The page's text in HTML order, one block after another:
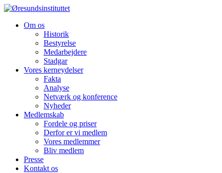
Om os
Historik
Bestyrelse
Medarbejdere
Stadgar
Vores kerneydelser
Fakta
Analyse
Netværk og konference
Nyheder
Medlemskab
Fordele og priser
Derfor er vi medlem
Vores medlemmer
Bliv medlem
Presse
Kontakt os